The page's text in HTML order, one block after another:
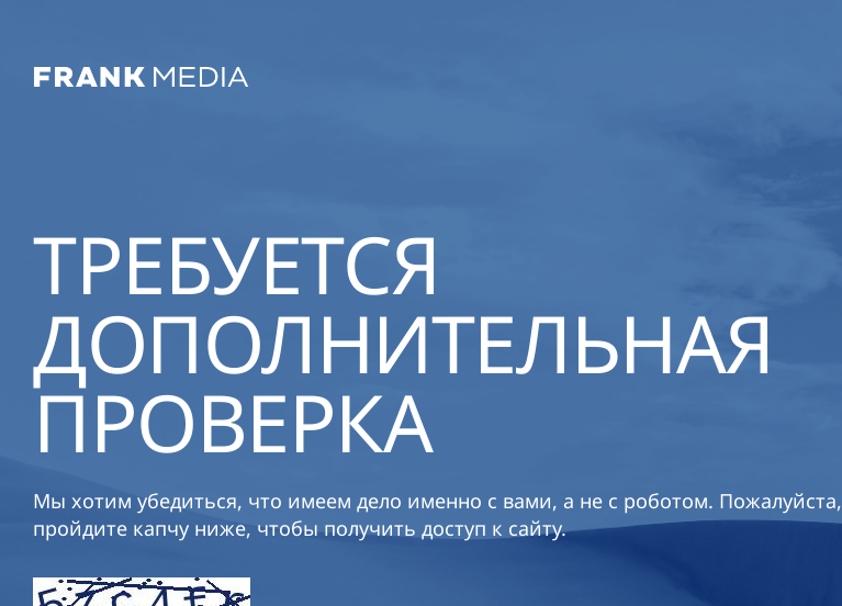
ТРЕБУЕТСЯ
ДОПОЛНИТЕЛЬНАЯ
ПРОВЕРКА
Мы хотим убедиться, что имеем дело именно с вами, а не с роботом. Пожалуйста,
пройдите капчу ниже, чтобы получить доступ к сайту.